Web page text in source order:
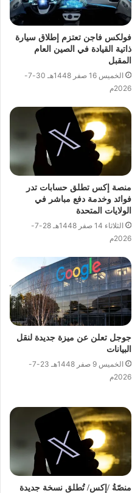
فولكس فاجن تعتزم إطلاق سيارة
ذاتية القيادة في الصين العام
المقبل
الخميس 16 صفر 1448هـ 30-7-
2026م
منصة إكس تطلق حسابات تدر
فوائد وخدمة دفع مباشر في
الولايات المتحدة
الثلاثاء 14 صفر 1448هـ 28-7-
2026م
جوجل تعلن عن ميزة جديدة لنقل
البيانات
الخميس 9 صفر 1448هـ 23-7-
2026م
منصّةُ /إكس/ تُطلق نسخة جديدة